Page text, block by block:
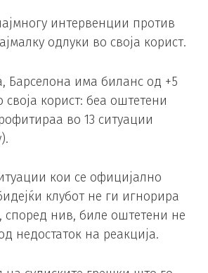
интервенции против
одлуки во своја корист.
Барселона има биланс од +5
корист: беа оштетени
во 13 ситуации
кои се официјално
клубот не ги игнорира
според нив, биле оштетени не
недостаток на реакција.